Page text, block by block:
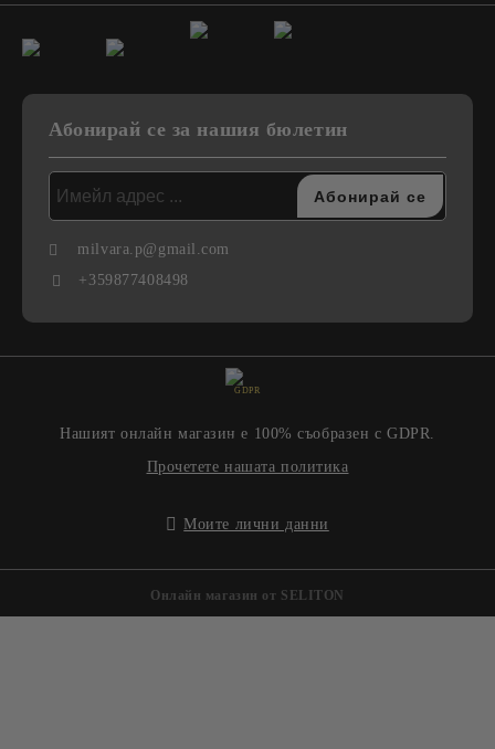
Абонирай се за нашия бюлетин
milvara.p@gmail.com
+359877408498
GDPR
Нашият онлайн магазин е 100% съобразен с GDPR.
Прочетете нашата политика
Моите лични данни
Онлайн магазин от SELITON